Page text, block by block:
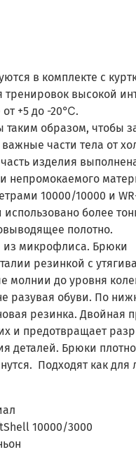
в комплекте с
тренировок высокой
от +5 до -20℃.
таким образом, чтобы
части тела от
изделия
непромокаемого
10000/10000 и
более
полотно.
из микрофлиса. Брюки
резинкой с
молнии до уровня
разувая обуви. По
резинка. Двойная
и предотвращает
деталей. Брюки
Подходят как
10000/3000